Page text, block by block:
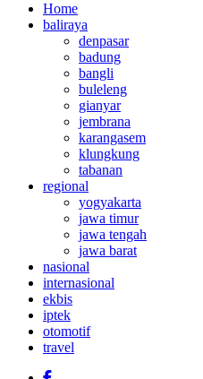
Home
baliraya
denpasar
badung
bangli
buleleng
gianyar
jembrana
karangasem
klungkung
tabanan
regional
yogyakarta
jawa timur
jawa tengah
jawa barat
nasional
internasional
ekbis
iptek
otomotif
travel